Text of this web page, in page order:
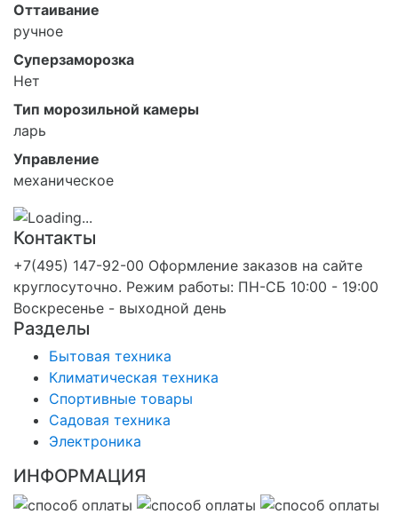
Оттаивание
ручное
Суперзаморозка
Нет
Тип морозильной камеры
ларь
Управление
механическое
Контакты
+7(495) 147-92-00 Оформление заказов на сайте
круглосуточно. Режим работы: ПН-СБ 10:00 - 19:00
Воскресенье - выходной день
Разделы
Бытовая техника
Климатическая техника
Спортивные товары
Садовая техника
Электроника
ИНФОРМАЦИЯ